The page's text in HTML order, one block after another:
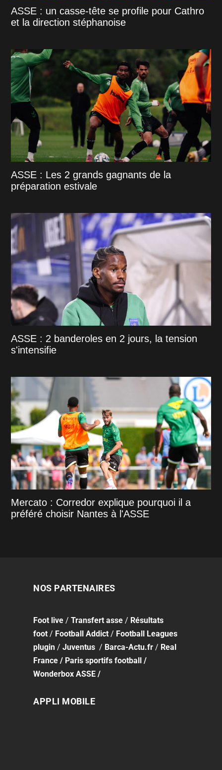
ASSE : un casse-tête se profile pour Cathro
et la direction stéphanoise
ASSE : Les 2 grands gagnants de la
préparation estivale
ASSE : 2 banderoles en 2 jours, la tension
s'intensifie
Mercato : Corredor explique pourquoi il a
préféré choisir Nantes à l'ASSE
NOS PARTENAIRES
Foot live /Transfert asse / Résultats
foot / Football Addict / Football Leagues
plugin /Juventus / Barca-Actu.fr / Real
France / Paris sportifs football /
Wonderbox ASSE /
APPLI MOBILE